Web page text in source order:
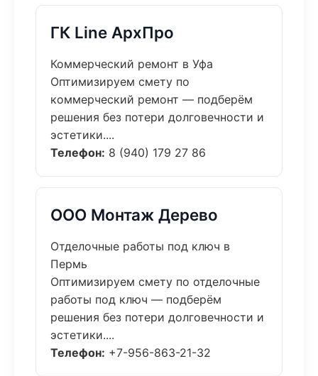
ГК Line АрхПро
Коммерческий ремонт в Уфа
Оптимизируем смету по
коммерческий ремонт — подберём
решения без потери долговечности и
эстетики....
Телефон: 8 (940) 179 27 86
ООО Монтаж Дерево
Отделочные работы под ключ в
Пермь
Оптимизируем смету по отделочные
работы под ключ — подберём
решения без потери долговечности и
эстетики....
Телефон: +7-956-863-21-32